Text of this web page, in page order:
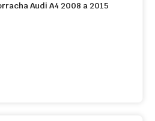
Audi A4 2008 a 2015